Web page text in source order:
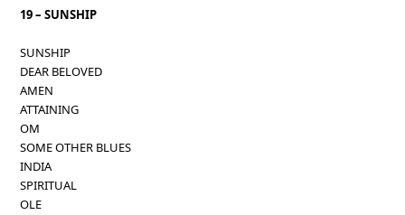
19 – SUNSHIP
SUNSHIP
DEAR BELOVED
AMEN
ATTAINING
OM
SOME OTHER BLUES
INDIA
SPIRITUAL
OLE